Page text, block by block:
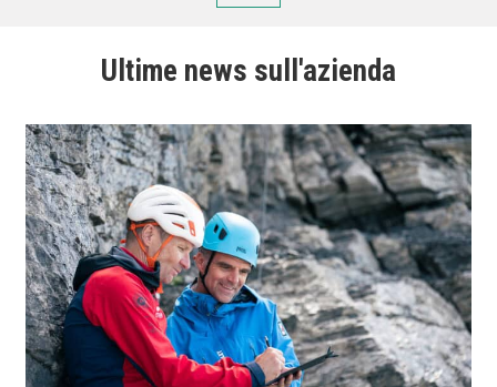
Ultime news sull'azienda